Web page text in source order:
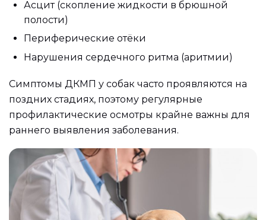
Асцит (скопление жидкости в брюшной
полости)
Периферические отёки
Нарушения сердечного ритма (аритмии)
Симптомы ДКМП у собак часто проявляются на
поздних стадиях, поэтому регулярные
профилактические осмотры крайне важны для
раннего выявления заболевания.